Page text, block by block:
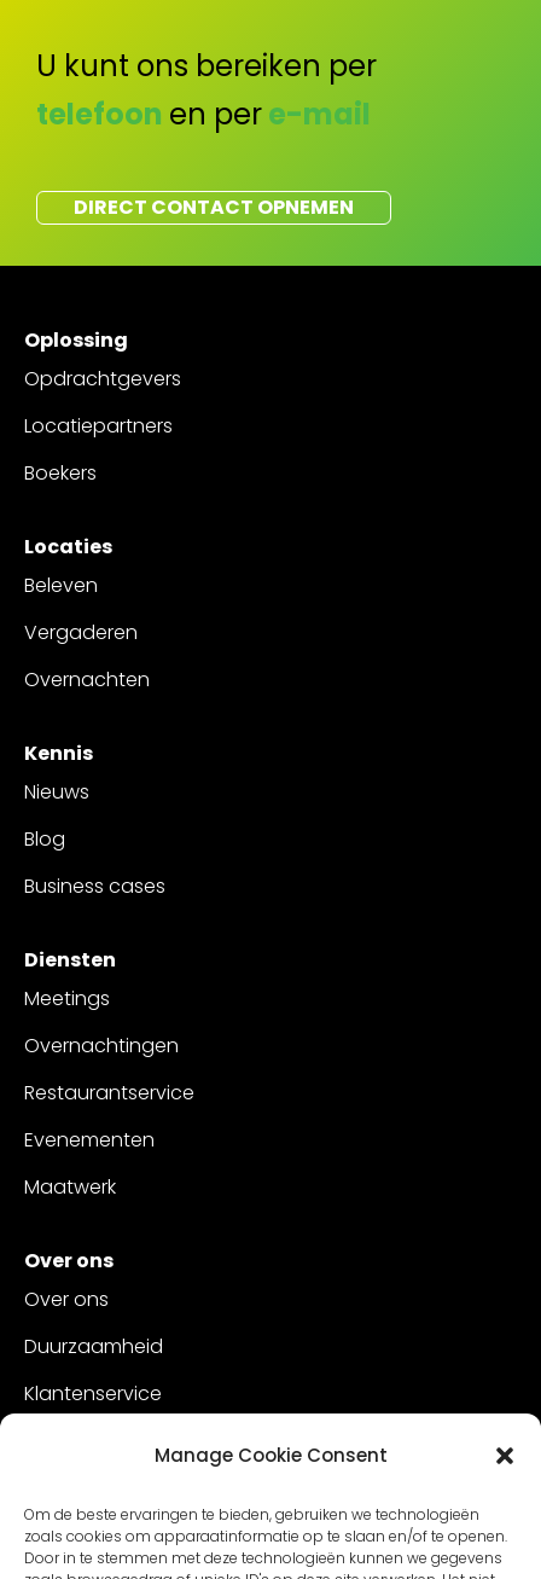
Manage Cookie Consent
Om de beste ervaringen te bieden, gebruiken we technologieën
zoals cookies om apparaatinformatie op te slaan en/of te openen.
Door in te stemmen met deze technologieën kunnen we gegevens
U kunt ons bereiken per
telefoon en pere-mail
DIRECT CONTACT OPNEMEN
Oplossing
Opdrachtgevers
Locatiepartners
Boekers
Locaties
Beleven
Vergaderen
Overnachten
Kennis
Nieuws
Blog
Business cases
Diensten
Meetings
Overnachtingen
Restaurantservice
Evenementen
Maatwerk
Over ons
Over ons
Duurzaamheid
Klantenservice